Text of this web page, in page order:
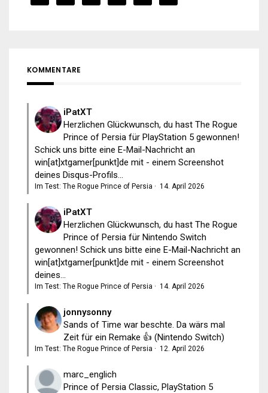
KOMMENTARE
iPatXT
Herzlichen Glückwunsch, du hast The Rogue
Prince of Persia für PlayStation 5 gewonnen!
Schick uns bitte eine E-Mail-Nachricht an
win[at]xtgamer[punkt]de mit - einem Screenshot
deines Disqus-Profils...
Im Test: The Rogue Prince of Persia · 14. April 2026
iPatXT
Herzlichen Glückwunsch, du hast The Rogue
Prince of Persia für Nintendo Switch
gewonnen! Schick uns bitte eine E-Mail-Nachricht an
win[at]xtgamer[punkt]de mit - einem Screenshot
deines...
Im Test: The Rogue Prince of Persia · 14. April 2026
jonnysonny
Sands of Time war beschte. Da wärs mal
Zeit für ein Remake 👍 (Nintendo Switch)
Im Test: The Rogue Prince of Persia · 12. April 2026
marc_englich
Prince of Persia Classic, PlayStation 5